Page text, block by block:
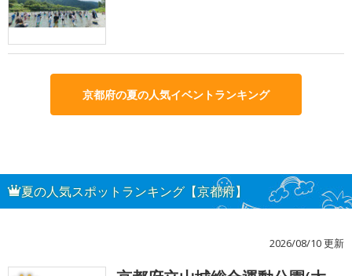
京都府の夏の人気イベントランキング
夏の人気スポットランキング【京都府】
2026/08/10 更新